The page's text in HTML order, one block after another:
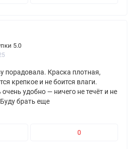
5.0
порадовала. Краска плотная,
крепкое и не боится влаги.
удобно — ничего не течёт и не
брать еще
0